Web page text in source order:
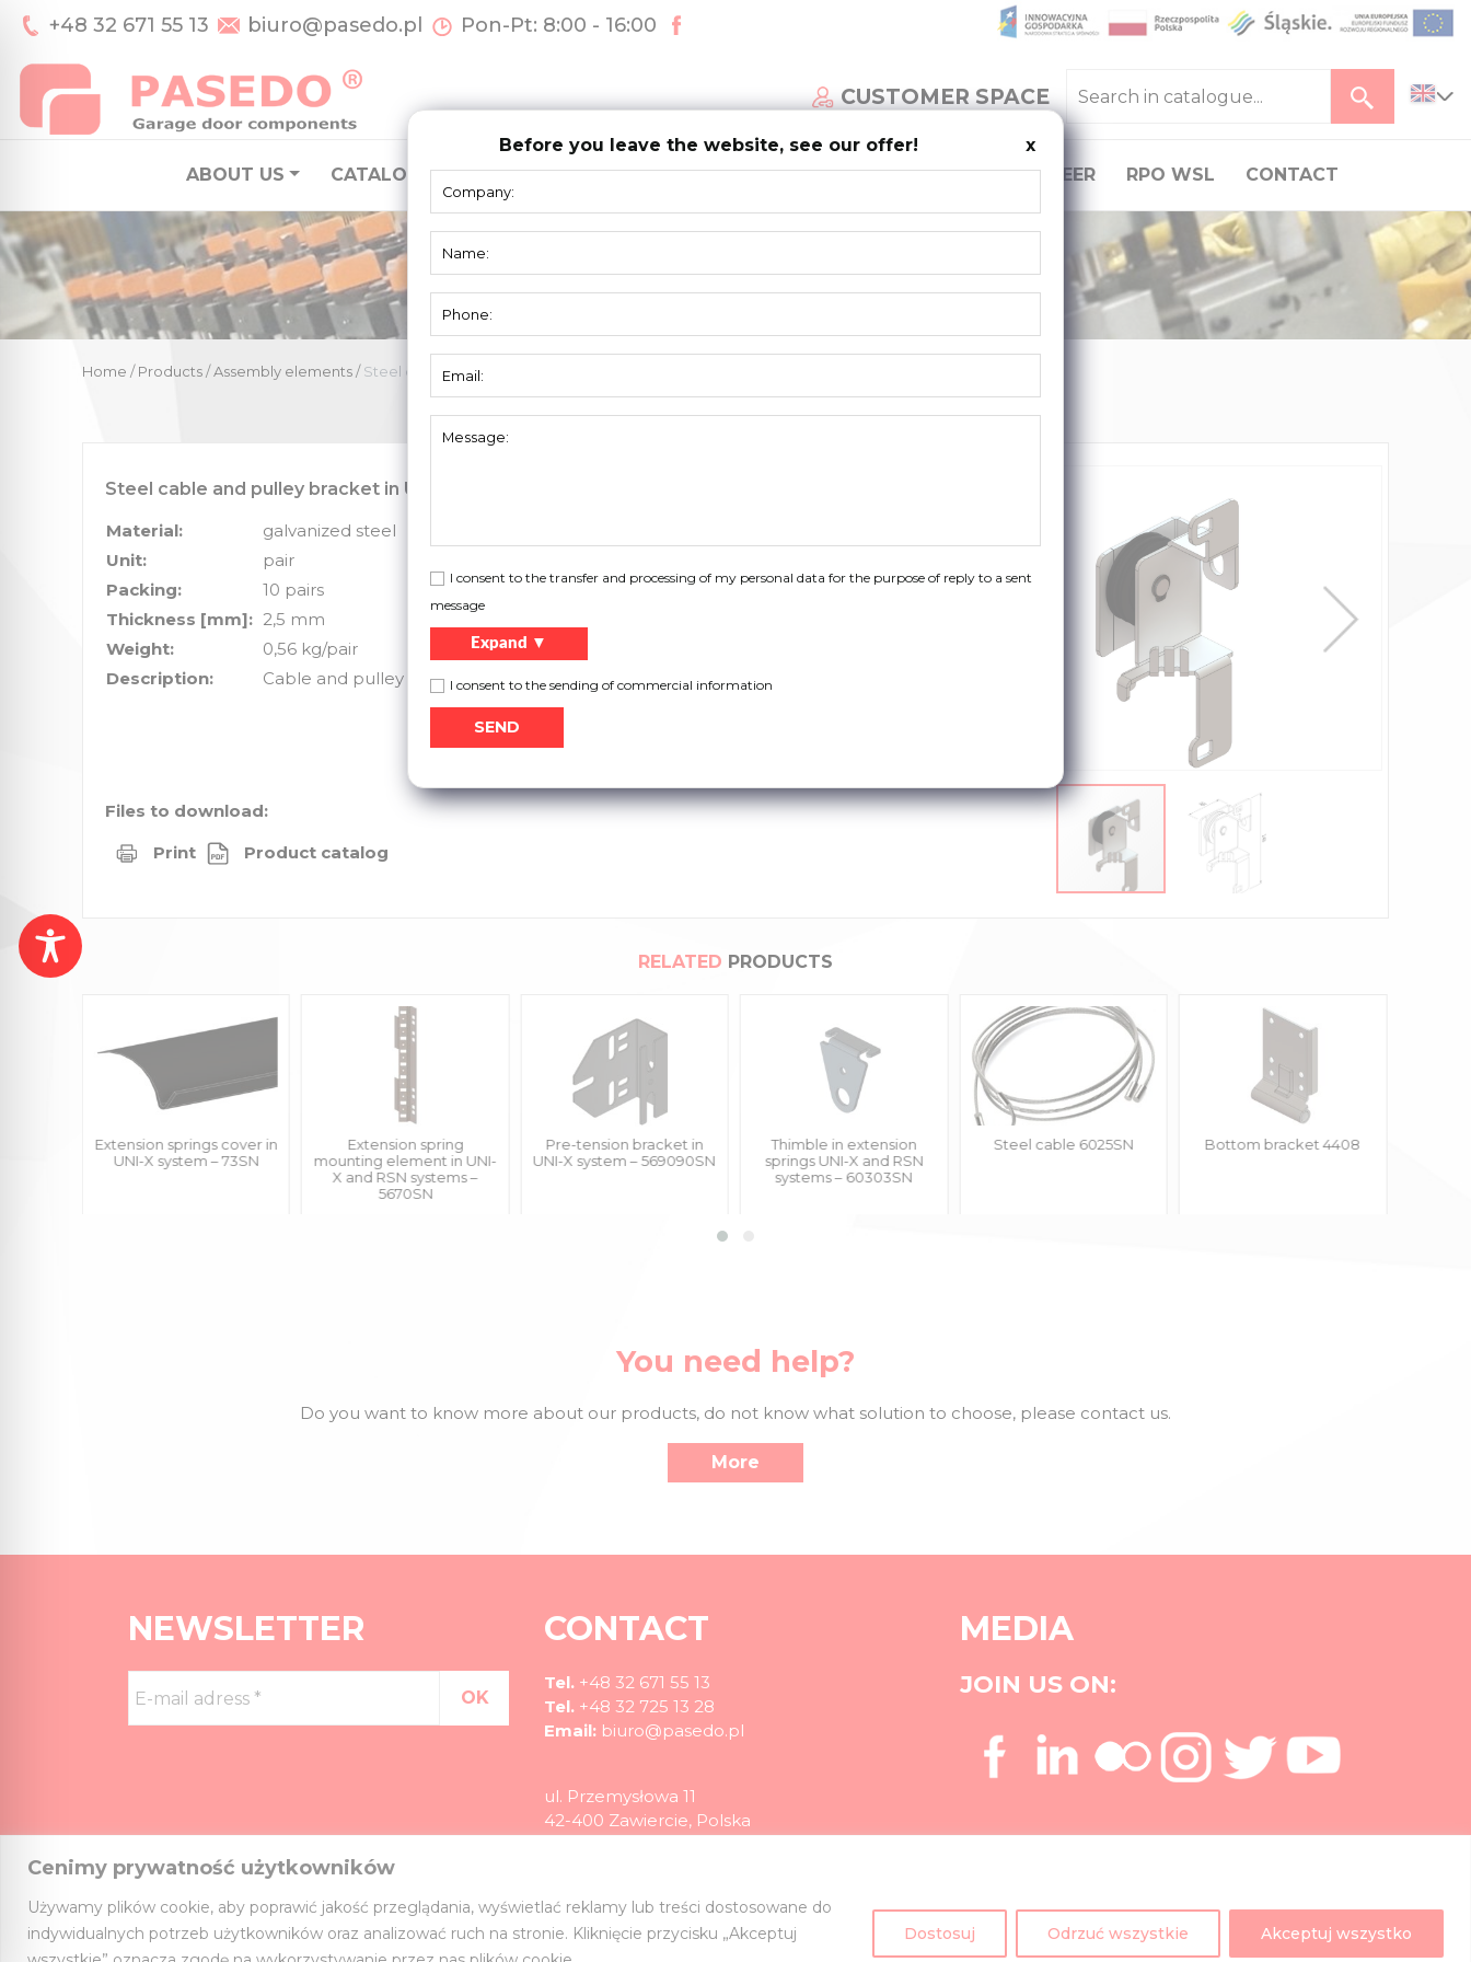
Cenimy prywatność użytkowników
Używamy plików cookie, aby poprawić jakość przeglądania, wyświetlać reklamy lub treści dostosowane do
indywidualnych potrzeb użytkowników oraz analizować ruch na stronie. Kliknięcie przycisku „Akceptuj
Dostosuj Odrzuć wszystkie Akceptuj wszystko
+48 32 671 55 13 biuro@pasedo.pl Pon-Pt: 8:00 - 16:00
CUSTOMER SPACE
ABOUT US CATALOGUE SECTIONAL DOOR SYSTEM NEWS DOWNLOAD CAREER RPO WSL CONTACT
Before you leave the website, see our offer! x
I consent to the transfer and processing of my personal data for the purpose of reply to a sent
message
Expand ▼
I consent to the sending of commercial information
Home /Products/Assembly elements/Steel cable and pulley bracket in UNI-X system – 502003SN
ASSEMBLYELEMENTS
Steel cable and pulley bracket in UNI-X system – 502003SN
Material:
galvanized steel
Unit:
pair
Packing:
10 pairs
Thickness [mm]: 2,5 mm
Weight:
0,56 kg/pair
Description:
Cable and pulley holder designed for the UNI-X extension spring system.
Files to download:
Print
Product catalog
RELATED PRODUCTS
Extension springs cover in
UNI-X system – 73SN
Extension spring
mounting element in UNI-
X and RSN systems –
5670SN
Pre-tension bracket in
UNI-X system – 569090SN
Thimble in extension
springs UNI-X and RSN
systems – 60303SN
Steel cable 6025SN Bottom bracket 4408
You need help?
Do you want to know more about our products, do not know what solution to choose, please contact us.
More
NEWSLETTER
mail
adress
CONTACT
Tel. +48 32 671 55 13
Tel. +48 32 725 13 28
Email: biuro@pasedo.pl
ul. Przemysłowa 11
42-400 Zawiercie, Polska
MEDIA
JOIN US ON:
©PASEDOAll rights reserved 2022 | Project & Implementation